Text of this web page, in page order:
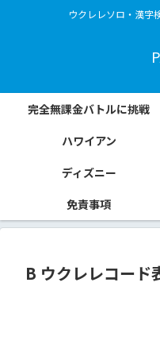
ウクレレソロ・漢
完全無課金バトルに挑戦
ハワイアン
ディズニー
免責事項
B ウクレレコード